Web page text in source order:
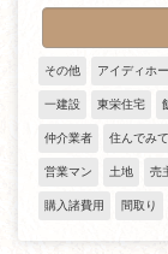
その他 アイディホ
一建設 東栄住宅
仲介業者 住んでみて
営業マン 土地 売
購入諸費用 間取り